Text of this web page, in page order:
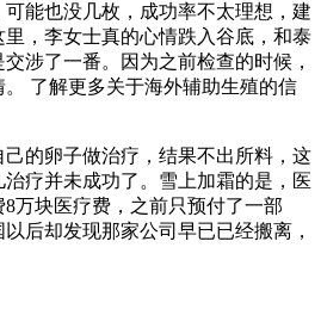
能也没几枚，成功率不太理想，建
，李女士真的心情跌入谷底，和泰
涉了一番。因为之前检查的时候，
了解更多关于海外辅助生殖的信
的卵子做治疗，结果不出所料，这
疗并未成功了。雪上加霜的是，医
万块医疗费，之前只预付了一部
后却发现那家公司早已已经搬离，